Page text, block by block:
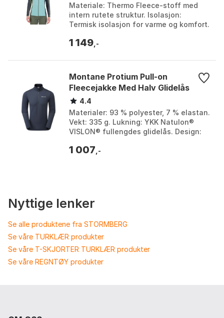
Materiale: Thermo Fleece-stoff med
intern rutete struktur. Isolasjon:
Termisk isolasjon for varme og komfort.
glidelåslomm...
1 149 ,-
Montane Protium Pull-on
Fleecejakke Med Halv Glidelås
4.4
Materialer: 93 % polyester, 7 % elastan.
Vekt: 335 g. Lukning: YKK Natulon®
VISLON® fullengdes glidelås. Design:
innside. Farge: ...
1 007 ,-
Nyttige lenker
Se alle produktene fra STORMBERG
Se våre TURKLÆR produkter
Se våre T-SKJORTER TURKLÆR produkter
Se våre REGNTØY produkter